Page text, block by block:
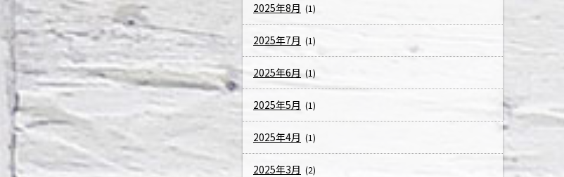
2025年8月 (1)
2025年7月 (1)
2025年6月 (1)
2025年5月 (1)
2025年4月 (1)
2025年3月 (2)